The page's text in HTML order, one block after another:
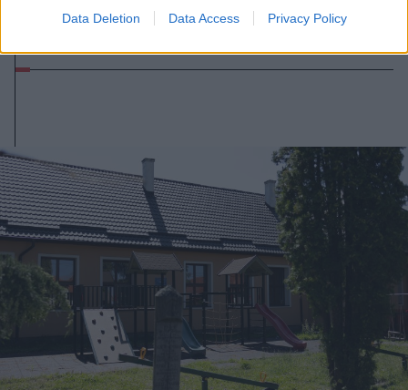
Data Deletion Data Access Privacy Policy
Fokozatosan helyreáll a vízellátás